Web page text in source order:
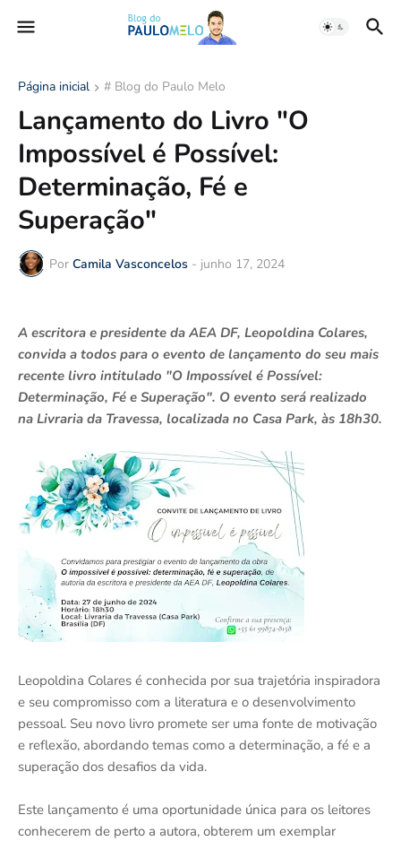
Página inicial # Blog do Paulo Melo
Lançamento do Livro "O
Impossível é Possível:
Determinação, Fé e
Superação"
Por Camila Vasconcelos - junho 17, 2024
A escritora e presidente da AEA DF, Leopoldina Colares,
convida a todos para o evento de lançamento do seu mais
recente livro intitulado "O Impossível é Possível:
Determinação, Fé e Superação". O evento será realizado
na Livraria da Travessa, localizada no Casa Park, às 18h30.
Leopoldina Colares é conhecida por sua trajetória inspiradora
e seu compromisso com a literatura e o desenvolvimento
pessoal. Seu novo livro promete ser uma fonte de motivação
e reflexão, abordando temas como a determinação, a fé e a
superação dos desafios da vida.
Este lançamento é uma oportunidade única para os leitores
conhecerem de perto a autora, obterem um exemplar